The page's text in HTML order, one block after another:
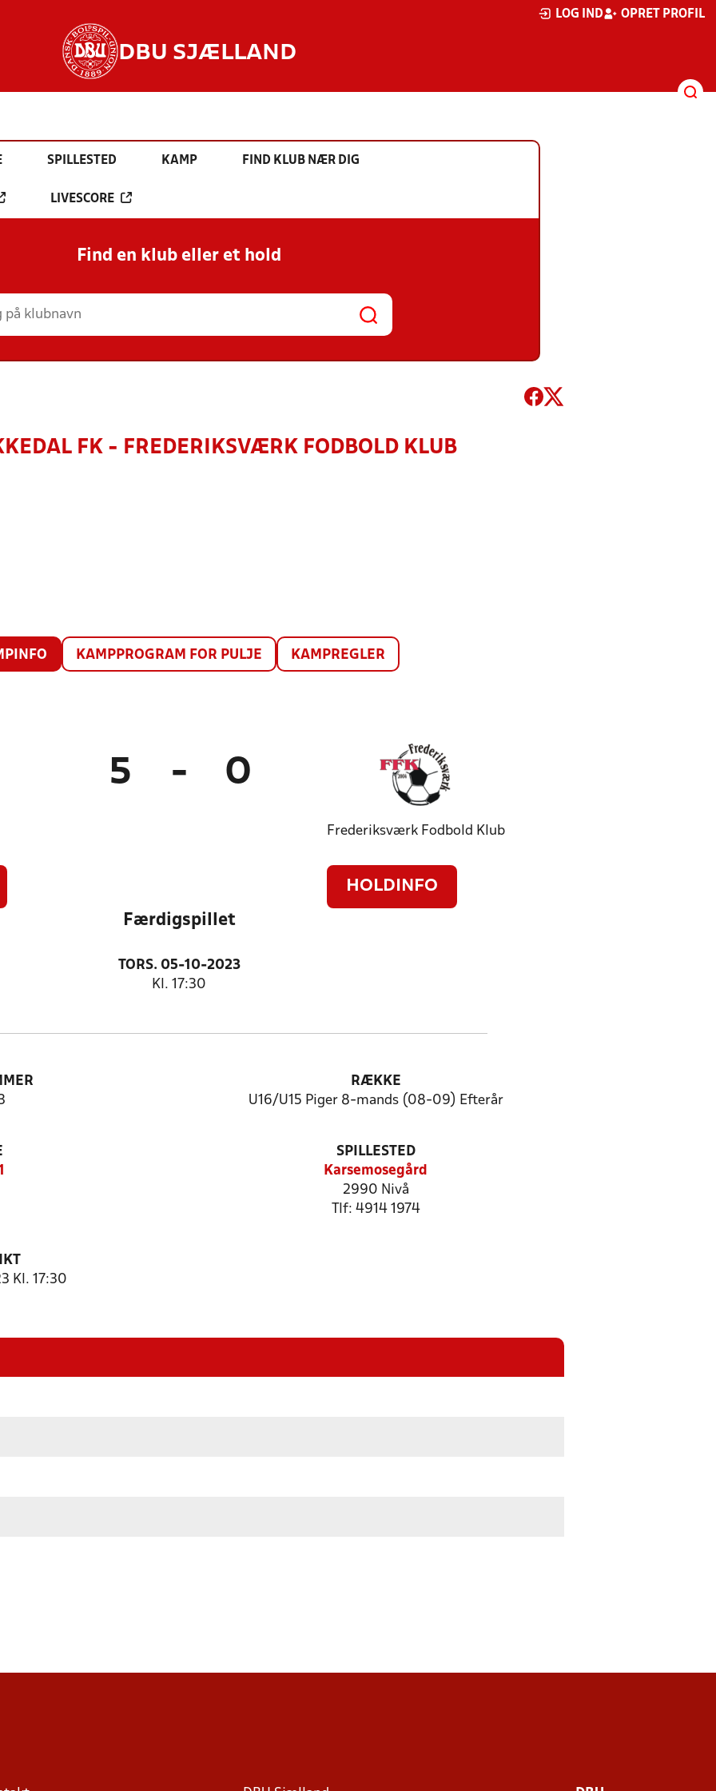
LOG IND OPRET PROFIL
DBU SJÆLLAND
SPILLESTED KAMP FIND KLUB NÆR DIG
LIVESCORE
Find en klub eller et hold
FK - FREDERIKSVÆRK FODBOLD KLUB
KAMPPROGRAM FOR PULJE KAMPREGLER
5 - 0
Frederiksværk Fodbold Klub
HOLDINFO
Færdigspillet
TORS. 05-10-2023
Kl. 17:30
RÆKKE
U16/U15 Piger 8-mands (08-09) Efterår
SPILLESTED
Karsemosegård
2990 Nivå
Tlf: 4914 1974
Kl. 17:30